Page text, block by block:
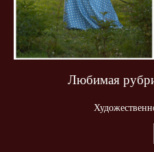
Любимая